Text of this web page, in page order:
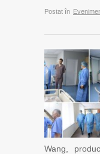
Postat în
Wang,